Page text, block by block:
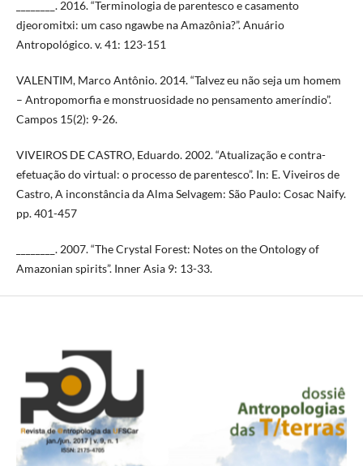
________. 2016. “Terminologia de parentesco e casamento
djeoromitxi: um caso ngawbe na Amazônia?”. Anuário
Antropológico. v. 41: 123-151
VALENTIM, Marco Antônio. 2014. “Talvez eu não seja um homem
– Antropomorfia e monstruosidade no pensamento ameríndio”.
Campos 15(2): 9-26.
VIVEIROS DE CASTRO, Eduardo. 2002. “Atualização e contra-
efetuação do virtual: o processo de parentesco”. In: E. Viveiros de
Castro, A inconstância da Alma Selvagem: São Paulo: Cosac Naify.
pp. 401-457
________. 2007. “The Crystal Forest: Notes on the Ontology of
Amazonian spirits”. Inner Asia 9: 13-33.